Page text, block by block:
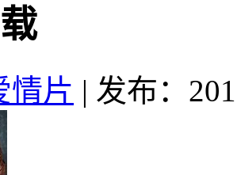
情片 | 发布：